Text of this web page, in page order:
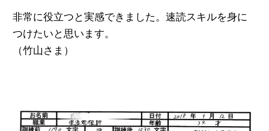
非常に役立つと実感できました。速読スキルを身に
つけたいと思います。
（竹山さま）